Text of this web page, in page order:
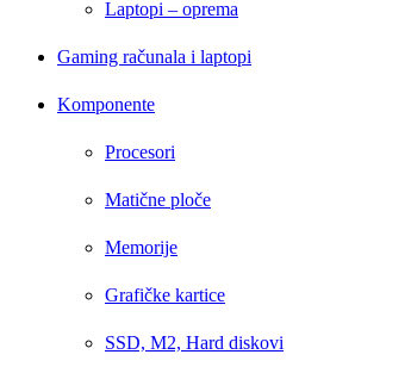
Laptopi – oprema
Gaming računala i laptopi
Komponente
Procesori
Matične ploče
Memorije
Grafičke kartice
SSD, M2, Hard diskovi